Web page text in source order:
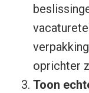
oprichter
Toon